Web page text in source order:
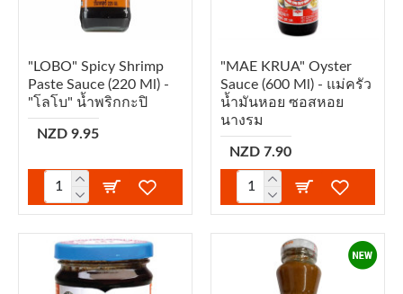
"LOBO" Spicy Shrimp
Paste Sauce (220 Ml) -
"โลโบ" น้ำพริกกะปิ
NZD 9.95
"MAE KRUA" Oyster
Sauce (600 Ml) - แม่ครัว
น้ำมันหอย ซอสหอย
นางรม
NZD 7.90